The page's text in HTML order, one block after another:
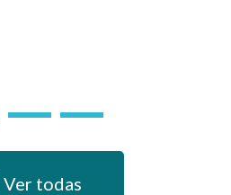
Ver todas